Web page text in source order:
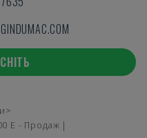
E - Продаж |